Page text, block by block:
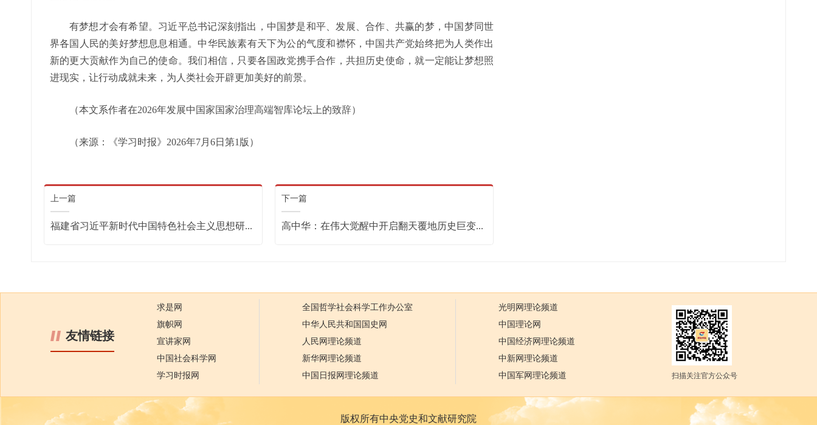
有梦想才会有希望。习近平总书记深刻指出，中国梦是和平、发展、合作、共赢的梦，中国梦同世
界各国人民的美好梦想息息相通。中华民族素有天下为公的气度和襟怀，中国共产党始终把为人类作出
新的更大贡献作为自己的使命。我们相信，只要各国政党携手合作，共担历史使命，就一定能让梦想照
进现实，让行动成就未来，为人类社会开辟更加美好的前景。
（本文系作者在2026年发展中国家国家治理高端智库论坛上的致辞）
（来源：《学习时报》2026年7月6日第1版）
上一篇
福建省习近平新时代中国特色社会主义思想研...
下一篇
高中华：在伟大觉醒中开启翻天覆地历史巨变...
友情链接
求是网
旗帜网
宣讲家网
中国社会科学网
学习时报网
全国哲学社会科学工作办公室
中华人民共和国国史网
人民网理论频道
新华网理论频道
中国日报网理论频道
光明网理论频道
中国理论网
中国经济网理论频道
中新网理论频道
中国军网理论频道
扫描关注官方公众号
版权所有中央党史和文献研究院